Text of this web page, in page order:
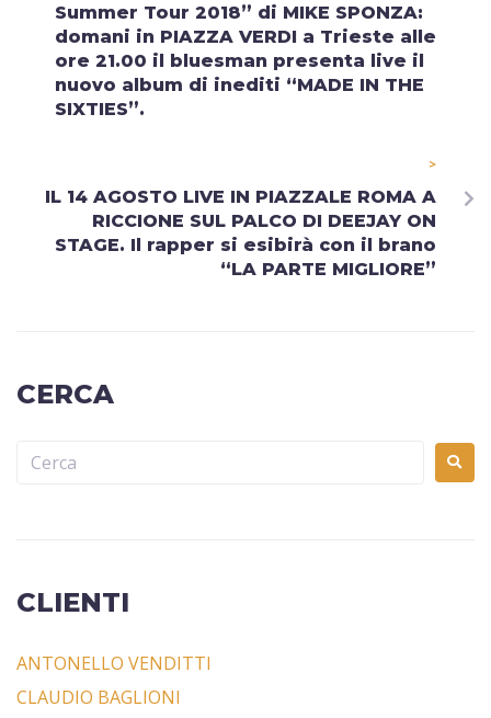
Summer Tour 2018” di MIKE SPONZA:
domani in PIAZZA VERDI a Trieste alle
ore 21.00 il bluesman presenta live il
nuovo album di inediti “MADE IN THE
SIXTIES”.
>
IL 14 AGOSTO LIVE IN PIAZZALE ROMA A
RICCIONE SUL PALCO DI DEEJAY ON
STAGE. Il rapper si esibirà con il brano
“LA PARTE MIGLIORE”
CERCA
CLIENTI
ANTONELLO VENDITTI
CLAUDIO BAGLIONI